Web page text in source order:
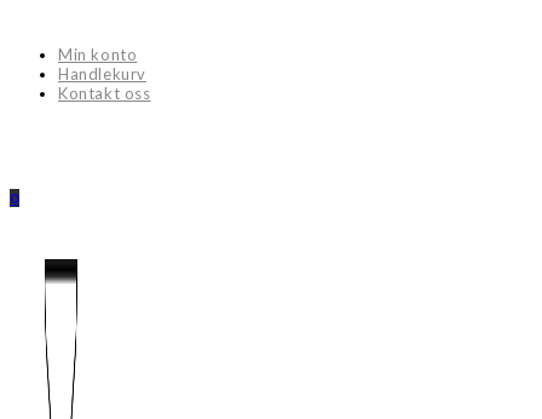
contentMin konto
Handlekurv
Kontakt oss
0